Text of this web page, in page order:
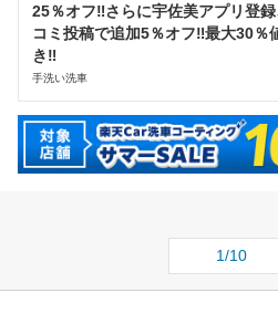
25％オフ‼さらに宇佐美アプリ登録
コミ投稿で追加5％オフ‼最大30％
き‼
手洗い洗車
1/10